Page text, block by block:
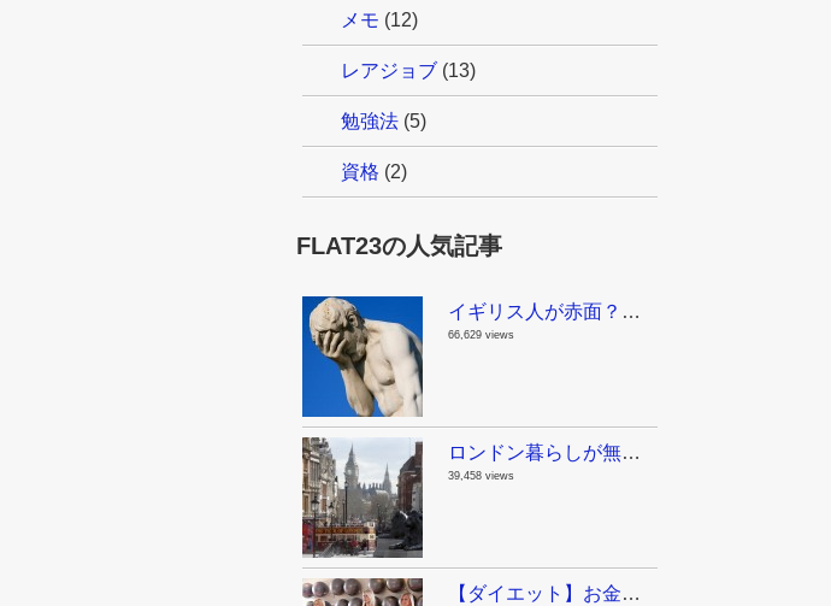
メモ (12)
レアジョブ (13)
勉強法 (5)
資格 (2)
FLAT23の人気記事
イギリス人が赤面？！これはちょっとマズイんじゃない？日本で見かける面白い英語
66,629 views
ロンドン暮らしが無駄に長い私が教えるロンドン観光スポット！まとめのまとめ
39,458 views
【ダイエット】お金をかけないで痩せる方法。ジリアン・マイケルズの無料動画で自宅をジムにしちゃおう！